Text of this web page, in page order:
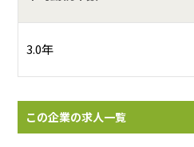
3.0年
この企業の求人一覧